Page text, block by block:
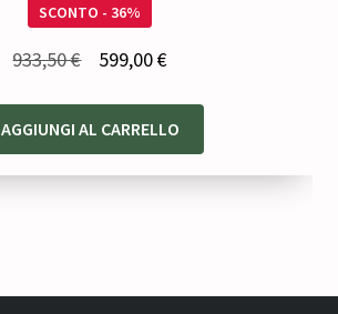
SCONTO - 36%
933,50€
originale
era:
599,00€Il
attuale
è:
AGGIUNGI AL CARRELLO